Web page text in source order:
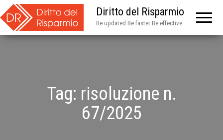
Diritto del Risparmio
Be updated Be faster Be effective
Tag: risoluzione n.
67/2025